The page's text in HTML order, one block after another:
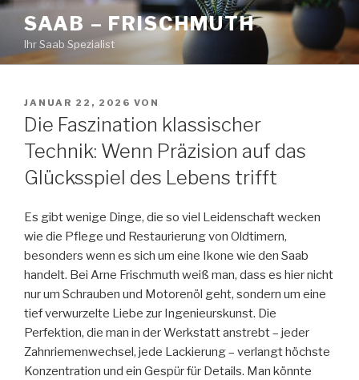
Zum
Inhalt
springen
SAAB – FRISCHMUTH
Ihr Saab Spezialist
VERÖFFENTLICHT
AM
JANUAR 22, 2026 VON
Die Faszination klassischer
Technik: Wenn Präzision auf das
Glücksspiel des Lebens trifft
Es gibt wenige Dinge, die so viel Leidenschaft wecken
wie die Pflege und Restaurierung von Oldtimern,
besonders wenn es sich um eine Ikone wie den Saab
handelt. Bei Arne Frischmuth weiß man, dass es hier nicht
nur um Schrauben und Motorenöl geht, sondern um eine
tief verwurzelte Liebe zur Ingenieurskunst. Die
Perfektion, die man in der Werkstatt anstrebt – jeder
Zahnriemenwechsel, jede Lackierung – verlangt höchste
Konzentration und ein Gespür für Details. Man könnte